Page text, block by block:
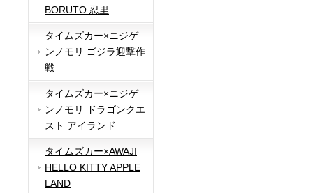
BORUTO 忍里
タイムズカー×ニジゲ
ンノモリ ゴジラ迎撃作
戦
タイムズカー×ニジゲ
ンノモリ ドラゴンクエ
スト アイランド
タイムズカー×AWAJI
HELLO KITTY APPLE
LAND